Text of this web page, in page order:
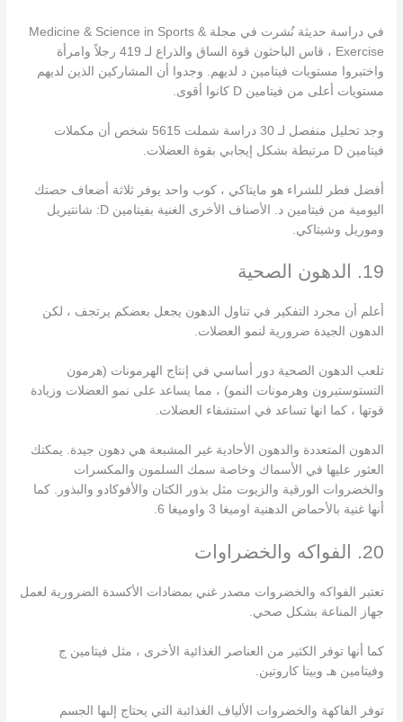
في دراسة حديثة نُشرت في مجلة Medicine & Science in Sports &
Exercise ، قاس الباحثون قوة الساق والذراع لـ 419 رجلاً وامرأة
واختبروا مستويات فيتامين د لديهم. وجدوا أن المشاركين الذين لديهم
مستويات أعلى من فيتامين D كانوا أقوى.
وجد تحليل منفصل لـ 30 دراسة شملت 5615 شخص أن مكملات
فيتامين D مرتبطة بشكل إيجابي بقوة العضلات.
أفضل فطر للشراء هو مايتاكي ، كوب واحد يوفر ثلاثة أضعاف حصتك
اليومية من فيتامين د. الأصناف الأخرى الغنية بفيتامين D: شانتيريل
وموريل وشيتاكي.
19. الدهون الصحية
أعلم أن مجرد التفكير في تناول الدهون يجعل بعضكم يرتجف ، لكن
الدهون الجيدة ضرورية لنمو العضلات.
تلعب الدهون الصحية دور أساسي في إنتاج الهرمونات (هرمون
التستوستيرون وهرمونات النمو) ، مما يساعد على نمو العضلات وزيادة
قوتها ، كما انها تساعد في استشفاء العضلات.
الدهون المتعددة والدهون الأحادية غير المشبعة هي دهون جيدة. يمكنك
العثور عليها في الأسماك وخاصة سمك السلمون والمكسرات
والخضروات الورقية والزيوت مثل بذور الكتان والأفوكادو والبذور. كما
أنها غنية بالأحماض الدهنية اوميغا 3 واوميغا 6.
20. الفواكه والخضراوات
تعتبر الفواكه والخضروات مصدر غني بمضادات الأكسدة الضرورية لعمل
جهاز المناعة بشكل صحي.
كما أنها توفر الكثير من العناصر الغذائية الأخرى ، مثل فيتامين ج
وفيتامين هـ وبيتا كاروتين.
توفر الفاكهة والخضروات الألياف الغذائبة التي يحتاج إلىها الجسم